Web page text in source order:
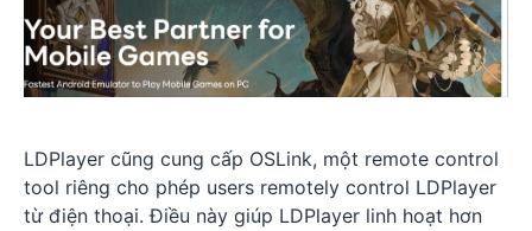
LDPlayer cũng cung cấp OSLink, một remote control
tool riêng cho phép users remotely control LDPlayer
từ điện thoại. Điều này giúp LDPlayer linh hoạt hơn